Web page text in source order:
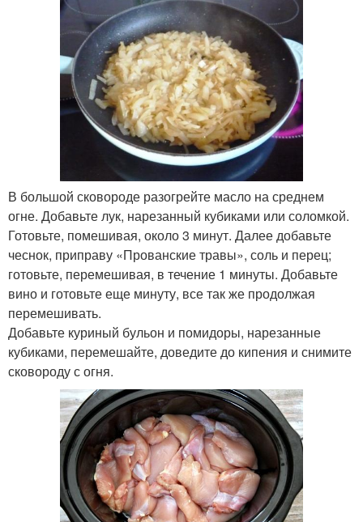
В большой сковороде разогрейте масло на среднем
огне. Добавьте лук, нарезанный кубиками или соломкой.
Готовьте, помешивая, около 3 минут. Далее добавьте
чеснок, приправу «Прованские травы», соль и перец;
готовьте, перемешивая, в течение 1 минуты. Добавьте
вино и готовьте еще минуту, все так же продолжая
перемешивать.
Добавьте куриный бульон и помидоры, нарезанные
кубиками, перемешайте, доведите до кипения и снимите
сковороду с огня.